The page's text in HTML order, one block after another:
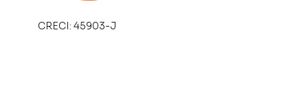
✔ Quadra poliesportiva
CRECI: 45903-J